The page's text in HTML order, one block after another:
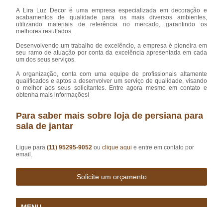
A Lira Luz Decor é uma empresa especializada em decoração e
acabamentos de qualidade para os mais diversos ambientes,
utilizando materiais de referência no mercado, garantindo os
melhores resultados.
Desenvolvendo um trabalho de excelêncio, a empresa é pioneira em
seu ramo de atuação por conta da excelência apresentada em cada
um dos seus serviços.
A organização, conta com uma equipe de profissionais altamente
qualificados e aptos a desenvolver um serviço de qualidade, visando
o melhor aos seus solicitantes. Entre agora mesmo em contato e
obtenha mais informações!
Para saber mais sobre loja de persiana para
sala de jantar
Ligue para(11) 95295-9052ouclique aqui e entre em contato por
email.
Solicite um orçamento